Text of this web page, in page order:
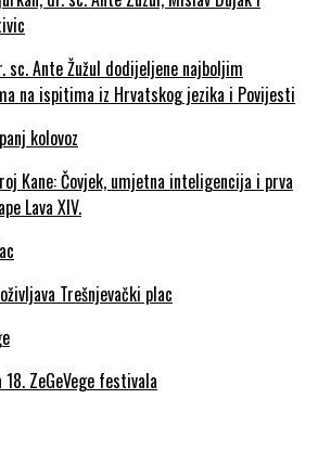
sc. Ante Žužul dodijeljene najboljim
na ispitima iz Hrvatskog jezika i Povijesti
Kane: Čovjek, umjetna inteligencija i prva
Lava XIV.
Trešnjevački plac
18. ZeGeVege festivala